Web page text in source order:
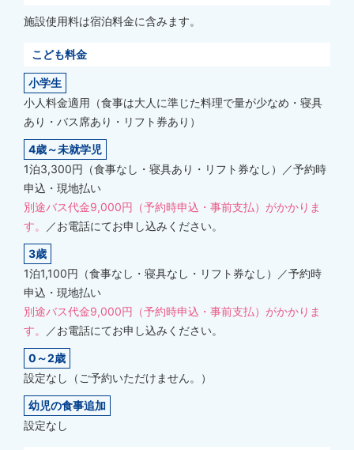
施設使用料は宿泊料金に含みます。
こども料金
小学生
小人料金適用（食事は大人に準じた料理で量が少なめ・寝具
あり・バス席あり・リフト券あり）
4歳～未就学児
1泊3,300円（食事なし・寝具あり・リフト券なし）／予約時
申込・現地払い
別途バス代金9,000円（予約時申込・事前支払）がかかりま
す。
／お電話にてお申し込みください。
3歳
1泊1,100円（食事なし・寝具なし・リフト券なし）／予約時
申込・現地払い
別途バス代金9,000円（予約時申込・事前支払）がかかりま
す。
／お電話にてお申し込みください。
0～2歳
設定なし（ご予約いただけません。）
幼児の食事追加
設定なし